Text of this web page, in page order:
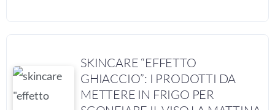
SKINCARE “EFFETTO
GHIACCIO”: I PRODOTTI DA
METTERE IN FRIGO PER